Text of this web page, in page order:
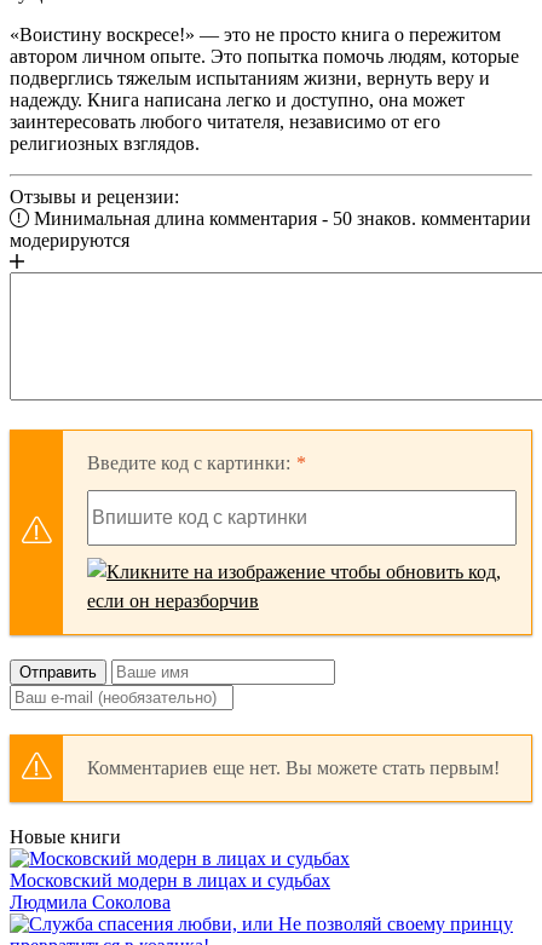
«Воистину воскресе!» — это не просто книга о пережитом
автором личном опыте. Это попытка помочь людям, которые
подверглись тяжелым испытаниям жизни, вернуть веру и
надежду. Книга написана легко и доступно, она может
заинтересовать любого читателя, независимо от его
религиозных взглядов.
Отзывы и рецензии:
Минимальная длина комментария - 50 знаков. комментарии
модерируются
Введите код с картинки:
Отправить
Комментариев еще нет. Вы можете стать первым!
Новые книги
Московский модерн в лицах и судьбах
Людмила Соколова